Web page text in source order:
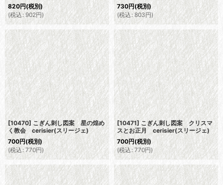
820円(税別)
(税込: 902円)
730円(税別)
(税込: 803円)
[10470] こぎん刺し図案 星の煌め
く教会 cerisier(スリージェ)
700円(税別)
(税込: 770円)
[10471] こぎん刺し図案 クリスマ
スとお正月 cerisier(スリージェ)
700円(税別)
(税込: 770円)